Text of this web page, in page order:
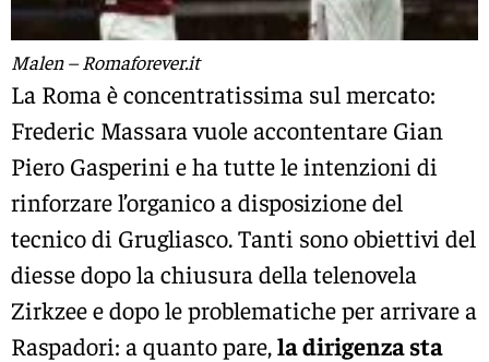
Malen – Romaforever.it
La Roma è concentratissima sul mercato:
Frederic Massara vuole accontentare Gian
Piero Gasperini e ha tutte le intenzioni di
rinforzare l’organico a disposizione del
tecnico di Grugliasco. Tanti sono obiettivi del
diesse dopo la chiusura della telenovela
Zirkzee e dopo le problematiche per arrivare a
Raspadori: a quanto pare,la dirigenza sta